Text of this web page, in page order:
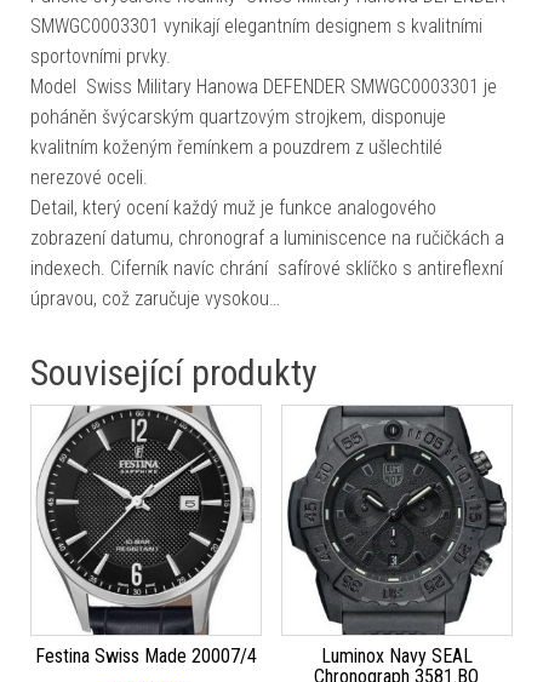
SMWGC0003301 vynikají elegantním designem s kvalitními
sportovními prvky.
Model Swiss Military Hanowa DEFENDER SMWGC0003301 je
poháněn švýcarským quartzovým strojkem, disponuje
kvalitním koženým řemínkem a pouzdrem z ušlechtilé
nerezové oceli.
Detail, který ocení každý muž je funkce analogového
zobrazení datumu, chronograf a luminiscence na ručičkách a
indexech. Ciferník navíc chrání safírové sklíčko s antireflexní
úpravou, což zaručuje vysokou…
Související produkty
Festina Swiss Made 20007/4
Luminox Navy SEAL
Chronograph 3581.BO